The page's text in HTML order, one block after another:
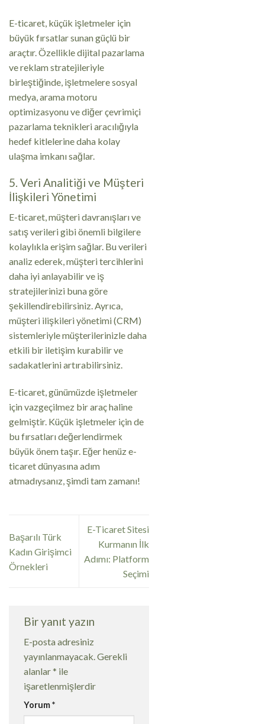
E-ticaret, küçük işletmeler için
büyük fırsatlar sunan güçlü bir
araçtır. Özellikle dijital pazarlama
ve reklam stratejileriyle
birleştiğinde, işletmelere sosyal
medya, arama motoru
optimizasyonu ve diğer çevrimiçi
pazarlama teknikleri aracılığıyla
hedef kitlelerine daha kolay
ulaşma imkanı sağlar.
5. Veri Analitiği ve Müşteri
İlişkileri Yönetimi
E-ticaret, müşteri davranışları ve
satış verileri gibi önemli bilgilere
kolaylıkla erişim sağlar. Bu verileri
analiz ederek, müşteri tercihlerini
daha iyi anlayabilir ve iş
stratejilerinizi buna göre
şekillendirebilirsiniz. Ayrıca,
müşteri ilişkileri yönetimi (CRM)
sistemleriyle müşterilerinizle daha
etkili bir iletişim kurabilir ve
sadakatlerini artırabilirsiniz.
E-ticaret, günümüzde işletmeler
için vazgeçilmez bir araç haline
gelmiştir. Küçük işletmeler için de
bu fırsatları değerlendirmek
büyük önem taşır. Eğer henüz e-
ticaret dünyasına adım
atmadıysanız, şimdi tam zamanı!
Başarılı Türk
Kadın Girişimci
Örnekleri
E-Ticaret Sitesi
Kurmanın İlk
Adımı: Platform
Seçimi
Bir yanıt yazın
E-posta adresiniz
yayınlanmayacak.Gerekli
alanlar* ile
işaretlenmişlerdir
Yorum*